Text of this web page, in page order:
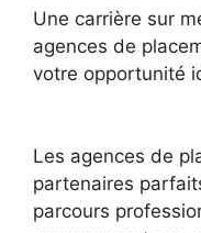
Une carrière sur
agences de
votre opportunité
Les agences de
partenaires
parcours